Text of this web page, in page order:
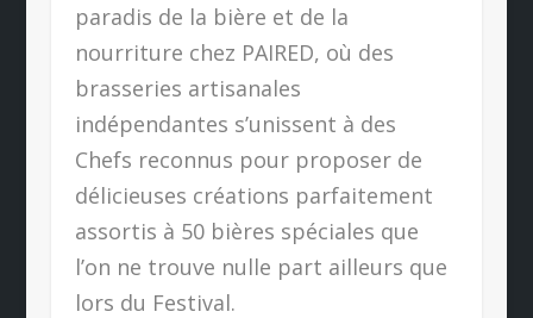
paradis de la bière et de la
nourriture chez PAIRED, où des
brasseries artisanales
indépendantes s’unissent à des
Chefs reconnus pour proposer de
délicieuses créations parfaitement
assortis à 50 bières spéciales que
l’on ne trouve nulle part ailleurs que
lors du Festival.